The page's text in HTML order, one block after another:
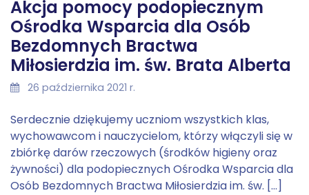
Akcja pomocy podopiecznym
Ośrodka Wsparcia dla Osób
Bezdomnych Bractwa
Miłosierdzia im. św. Brata Alberta
26 października 2021 r.
Serdecznie dziękujemy uczniom wszystkich klas,
wychowawcom i nauczycielom, którzy włączyli się w
zbiórkę darów rzeczowych (środków higieny oraz
żywności) dla podopiecznych Ośrodka Wsparcia dla
Osób Bezdomnych Bractwa Miłosierdzia im. św. […]